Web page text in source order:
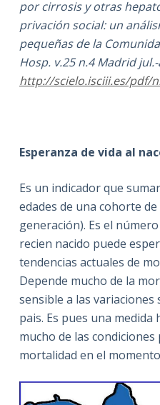
por cirrosis y otras
privación social: un
pequeñas de la
Hosp. v.25 n.4 Madrid
http://scielo.isciii.es/pdf/
Esperanza de vida al
Es un indicador que
edades de una cohorte
generación). Es el
recien nacido puede
tendencias actuales de
Depende mucho de la
sensible a las variaciones
pais. Es pues una
mucho de las
mortalidad en el